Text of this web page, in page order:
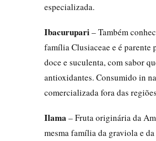
especializada.
Ibacurupari– Também
família Clusiaceae e é parente
doce e suculenta, com sabor
antioxidantes. Consumido in
comercializada fora das
Ilama – Fruta originária da
mesma família da graviola e